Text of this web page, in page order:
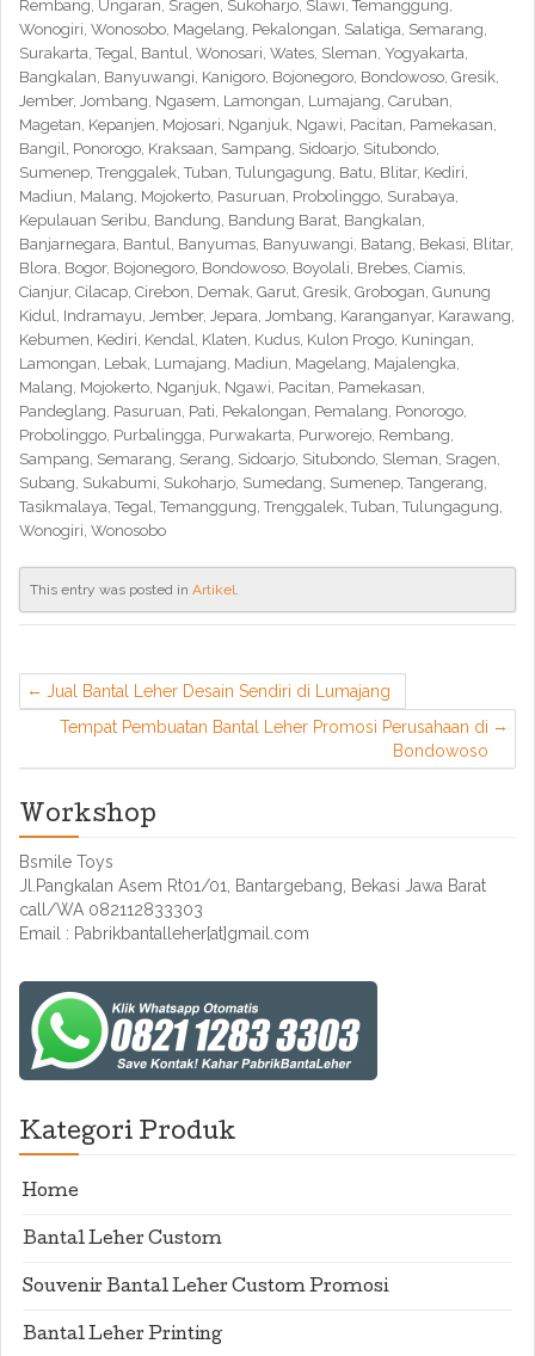
Rembang, Ungaran, Sragen, Sukoharjo, Slawi, Temanggung,
Wonogiri, Wonosobo, Magelang, Pekalongan, Salatiga, Semarang,
Surakarta, Tegal, Bantul, Wonosari, Wates, Sleman, Yogyakarta,
Bangkalan, Banyuwangi, Kanigoro, Bojonegoro, Bondowoso, Gresik,
Jember, Jombang, Ngasem, Lamongan, Lumajang, Caruban,
Magetan, Kepanjen, Mojosari, Nganjuk, Ngawi, Pacitan, Pamekasan,
Bangil, Ponorogo, Kraksaan, Sampang, Sidoarjo, Situbondo,
Sumenep, Trenggalek, Tuban, Tulungagung, Batu, Blitar, Kediri,
Madiun, Malang, Mojokerto, Pasuruan, Probolinggo, Surabaya,
Kepulauan Seribu, Bandung, Bandung Barat, Bangkalan,
Banjarnegara, Bantul, Banyumas, Banyuwangi, Batang, Bekasi, Blitar,
Blora, Bogor, Bojonegoro, Bondowoso, Boyolali, Brebes, Ciamis,
Cianjur, Cilacap, Cirebon, Demak, Garut, Gresik, Grobogan, Gunung
Kidul, Indramayu, Jember, Jepara, Jombang, Karanganyar, Karawang,
Kebumen, Kediri, Kendal, Klaten, Kudus, Kulon Progo, Kuningan,
Lamongan, Lebak, Lumajang, Madiun, Magelang, Majalengka,
Malang, Mojokerto, Nganjuk, Ngawi, Pacitan, Pamekasan,
Pandeglang, Pasuruan, Pati, Pekalongan, Pemalang, Ponorogo,
Probolinggo, Purbalingga, Purwakarta, Purworejo, Rembang,
Sampang, Semarang, Serang, Sidoarjo, Situbondo, Sleman, Sragen,
Subang, Sukabumi, Sukoharjo, Sumedang, Sumenep, Tangerang,
Tasikmalaya, Tegal, Temanggung, Trenggalek, Tuban, Tulungagung,
Wonogiri, Wonosobo
This entry was posted in Artikel.
Jual Bantal Leher Desain Sendiri di Lumajang
Tempat Pembuatan Bantal Leher Promosi Perusahaan di
Bondowoso
Workshop
Bsmile Toys
Jl.Pangkalan Asem Rt01/01, Bantargebang, Bekasi Jawa Barat
call/WA 082112833303
Email : Pabrikbantalleher[at]gmail.com
Kategori Produk
Home
Bantal Leher Custom
Souvenir Bantal Leher Custom Promosi
Bantal Leher Printing